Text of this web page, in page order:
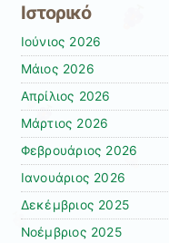
Ιστορικό
Ιούνιος 2026
Μάιος 2026
Απρίλιος 2026
Μάρτιος 2026
Φεβρουάριος 2026
Ιανουάριος 2026
Δεκέμβριος 2025
Νοέμβριος 2025